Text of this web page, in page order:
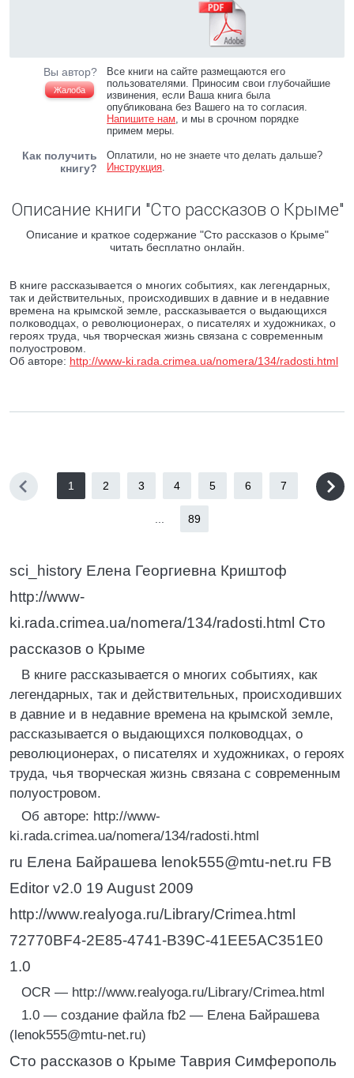
Вы автор?
Жалоба
Все книги на сайте размещаются его
пользователями. Приносим свои глубочайшие
извинения, если Ваша книга была
опубликована без Вашего на то согласия.
Напишите нам, и мы в срочном порядке
примем меры.
Как получить
книгу?
Оплатили, но не знаете что делать дальше?
Инструкция.
Описание книги "Сто рассказов о Крыме"
Описание и краткое содержание "Сто рассказов о Крыме"
читать бесплатно онлайн.
В книге рассказывается о многих событиях, как легендарных,
так и действительных, происходивших в давние и в недавние
времена на крымской земле, рассказывается о выдающихся
полководцах, о революционерах, о писателях и художниках, о
героях труда, чья творческая жизнь связана с современным
полуостровом.
Об авторе: http://www-ki.rada.crimea.ua/nomera/134/radosti.html
1 2 3 4 5 6 7
89
sci_history Елена Георгиевна Криштоф
http://www-
ki.rada.crimea.ua/nomera/134/radosti.html Сто
рассказов о Крыме
В книге рассказывается о многих событиях, как
легендарных, так и действительных, происходивших
в давние и в недавние времена на крымской земле,
рассказывается о выдающихся полководцах, о
революционерах, о писателях и художниках, о героях
труда, чья творческая жизнь связана с современным
полуостровом.
Об авторе: http://www-
ki.rada.crimea.ua/nomera/134/radosti.html
ru Елена Байрашева lenok555@mtu-net.ru FB
Editor v2.0 19 August 2009
http://www.realyoga.ru/Library/Crimea.html
72770BF4-2E85-4741-B39C-41EE5AC351E0
1.0
OCR — http://www.realyoga.ru/Library/Crimea.html
1.0 — создание файла fb2 — Елена Байрашева
(lenok555@mtu-net.ru)
Сто рассказов о Крыме Таврия Симферополь